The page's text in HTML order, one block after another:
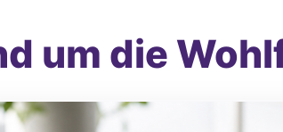
um die